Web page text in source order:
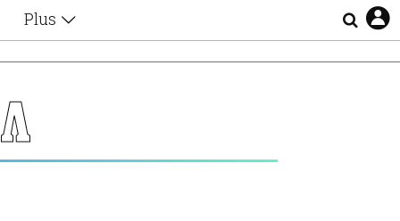
Plus
Ζώδια